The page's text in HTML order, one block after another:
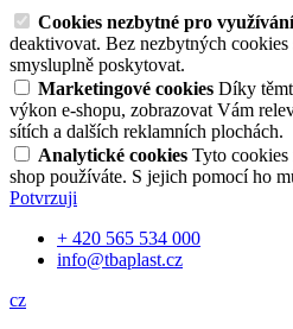
Cookies nezbytné pro
deaktivovat. Bez nezbytných cookies
smysluplně poskytovat.
Marketingové cookies Díky
výkon e-shopu, zobrazovat Vám
sítích a dalších reklamních plochách.
Analytické cookies Tyto cookies
shop používáte. S jejich pomocí ho
Potvrzuji
+ 420 565 534 000
info@tbaplast.cz
cz